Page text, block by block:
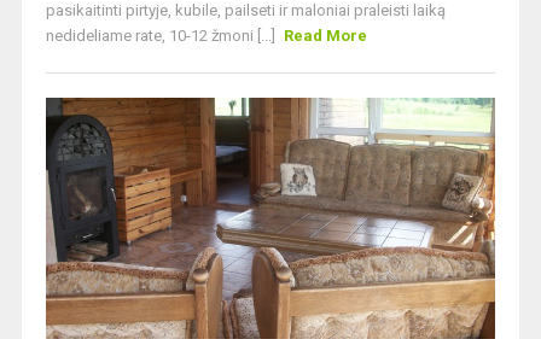
pasikaitinti pirtyje, kubile, pailseti ir maloniai praleisti laiką
nedideliame rate, 10-12 žmoni [...]
Read More